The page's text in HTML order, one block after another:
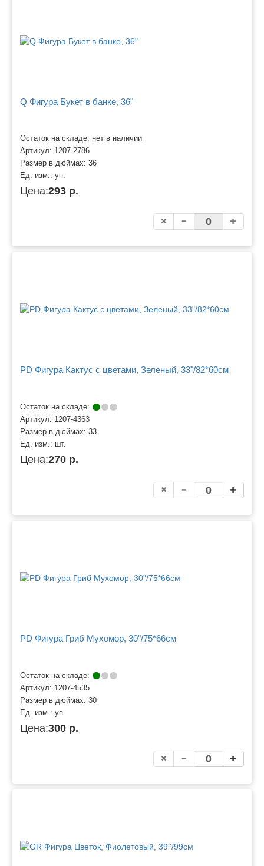
Q Фигура Букет в банке, 36"
Остаток на складе: нет в наличии
Артикул: 1207-2786
Размер в дюймах: 36
Ед. изм.: уп.
Цена:293 р.
PD Фигура Кактус с цветами, Зеленый, 33"/82*60см
Остаток на складе:
Артикул: 1207-4363
Размер в дюймах: 33
Ед. изм.: шт.
Цена:270 р.
PD Фигура Гриб Мухомор, 30"/75*66см
Остаток на складе:
Артикул: 1207-4535
Размер в дюймах: 30
Ед. изм.: уп.
Цена:300 р.